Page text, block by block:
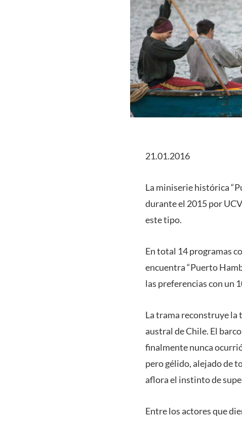
21.01.2016
La miniserie histórica
durante el 2015 por
este tipo.
En total 14 programas
encuentra “Puerto
las preferencias con un
La trama reconstruye la
austral de Chile. El
finalmente nunca
pero gélido, alejado de
aflora el instinto de
Entre los actores que